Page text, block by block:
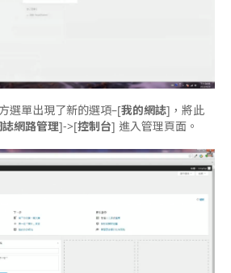
選單出現了新的選項–[我的網誌]，將此
網路管理]->[控制台] 進入管理頁面。